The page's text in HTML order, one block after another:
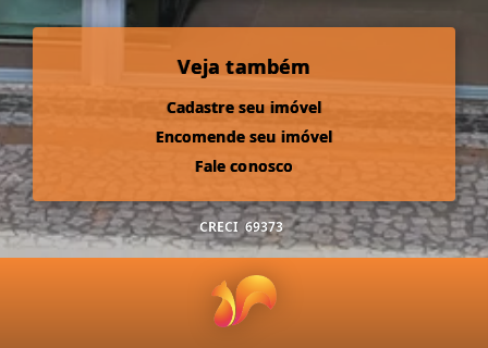
Veja também
Cadastre seu imóvel
Encomende seu imóvel
Fale conosco
CRECI 69373